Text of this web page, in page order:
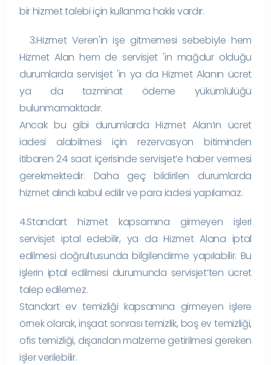
bir hizmet talebi için kullanma hakkı vardır.
3.Hizmet Veren'in işe gitmemesi sebebiyle hem
Hizmet Alan hem de servisjet 'in mağdur olduğu
durumlarda servisjet 'in ya da Hizmet Alanın ücret
ya da tazminat ödeme yükümlülüğü
bulunmamaktadır.
Ancak bu gibi durumlarda Hizmet Alan’ın ücret
iadesi alabilmesi için rezervasyon bitiminden
itibaren 24 saat içerisinde servisjet’e haber vermesi
gerekmektedir. Daha geç bildirilen durumlarda
hizmet alındı kabul edilir ve para iadesi yapılamaz.
4.Standart hizmet kapsamına girmeyen işleri
servisjet iptal edebilir, ya da Hizmet Alana iptal
edilmesi doğrultusunda bilgilendirme yapılabilir. Bu
işlerin iptal edilmesi durumunda servisjet’ten ücret
talep edilemez.
Standart ev temizliği kapsamına girmeyen işlere
örnek olarak, inşaat sonrası temizlik, boş ev temizliği,
ofis temizliği, dışarıdan malzeme getirilmesi gereken
işler verilebilir.